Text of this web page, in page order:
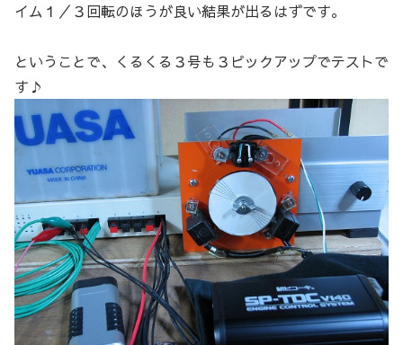
イム１／３回転のほうが良い結果が出るはずです。
ということで、くるくる３号も３ピックアップでテストで
す♪